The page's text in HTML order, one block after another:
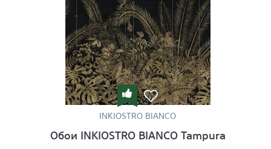
INKIOSTRO BIANCO
Обои INKIOSTRO BIANCO Tampura